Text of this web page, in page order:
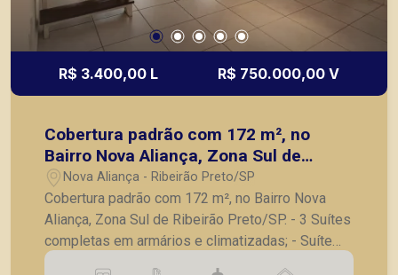
R$ 3.400,00 L R$ 750.000,00 V
Cobertura padrão com 172 m², no
Bairro Nova Aliança, Zona Sul de
Ribeirão Preto/SP.
Nova Aliança - Ribeirão Preto/SP
Cobertura padrão com 172 m², no Bairro Nova
Aliança, Zona Sul de Ribeirão Preto/SP. - 3 Suítes
completas em armários e climatizadas; - Suíte
máster com Hidromassagem; - Banheiro social; -